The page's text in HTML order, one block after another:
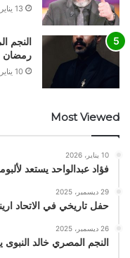
13 يناير، 2026
النجم
رمضان
10 يناير، 2026
Most Viewed
10 يناير، 2026
فؤاد عبدالواحد يستعد
29 ديسمبر، 2025
حفل تاريخي في الاتحاد
26 ديسمبر، 2025
النجم المصري خالد